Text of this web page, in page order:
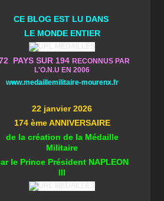
CE BLOG EST LU DANS
LE MONDE ENTIER
PAYS SUR 194 RECONNUS PAR
L'O.N.U EN 2006
www.medaillemilitaire-mourenx.fr
22 janvier 2026
174 ème ANNIVERSAIRE
de la création de la Médaille
Militaire
le Prince Président NAPLEON
III